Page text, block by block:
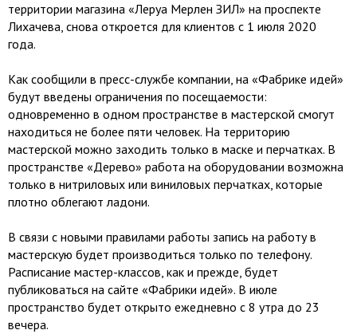
территории магазина «Леруа Мерлен ЗИЛ» на проспекте
Лихачева, снова откроется для клиентов с 1 июля 2020
года.
Как сообщили в пресс-службе компании, на «Фабрике идей»
будут введены ограничения по посещаемости:
одновременно в одном пространстве в мастерской смогут
находиться не более пяти человек. На территорию
мастерской можно заходить только в маске и перчатках. В
пространстве «Дерево» работа на оборудовании возможна
только в нитриловых или виниловых перчатках, которые
плотно облегают ладони.
В связи с новыми правилами работы запись на работу в
мастерскую будет производиться только по телефону.
Расписание мастер-классов, как и прежде, будет
публиковаться на сайте «Фабрики идей». В июле
пространство будет открыто ежедневно с 8 утра до 23
вечера.